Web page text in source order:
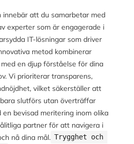
innebär att du samarbetar med
experter som är engagerade i
IT-lösningar som driver
metod kombinerar
en djup förståelse för dina
Vi prioriterar transparens,
vilket säkerställer att
slutförs utan överträffar
bevisad meritering inom olika
partner för att navigera i
nå dina mål. Trygghet och